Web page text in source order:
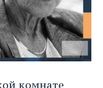
комнате